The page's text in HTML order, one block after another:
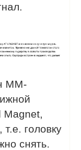
MM-
головку
снять.